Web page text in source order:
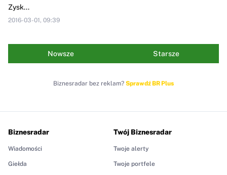
Zysk...
2016-03-01, 09:39
Nowsze Starsze
Biznesradar bez reklam? Sprawdź BR Plus
Biznesradar
Wiadomości
Giełda
Twój Biznesradar
Twoje alerty
Twoje portfele